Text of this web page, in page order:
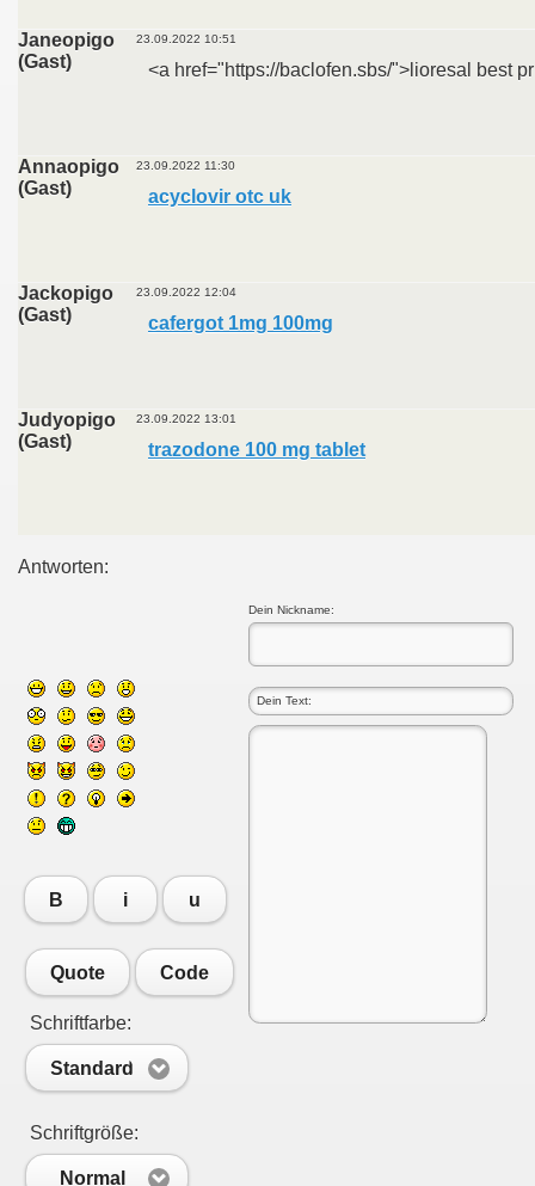
Janeopigo
(Gast)
23.09.2022 10:51
<a href="https://baclofen.sbs/">lioresal best
Annaopigo
(Gast)
23.09.2022 11:30
acyclovir otc uk
Jackopigo
(Gast)
23.09.2022 12:04
cafergot 1mg 100mg
Judyopigo
(Gast)
23.09.2022 13:01
trazodone 100 mg tablet
Antworten:
Dein Nickname:
B i u
Quote Code
Schriftfarbe:
Standard
Schriftgröße:
Normal